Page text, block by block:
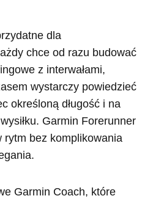
dla
chce od razu budować
z interwałami,
wystarczy powiedzieć
określoną długość i na
Garmin Forerunner
rytm bez komplikowania
Garmin Coach, które